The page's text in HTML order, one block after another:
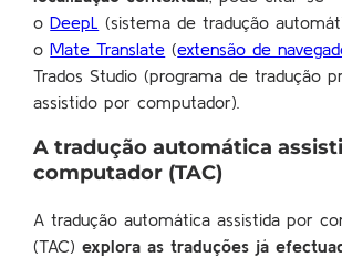
oDeepL (sistema de tradução
oMate Translate (extensão de
Trados Studio (programa de tradução
assistido por computador).
A tradução automática
computador (TAC)
A tradução automática assistida por
(TAC)explora as traduções já